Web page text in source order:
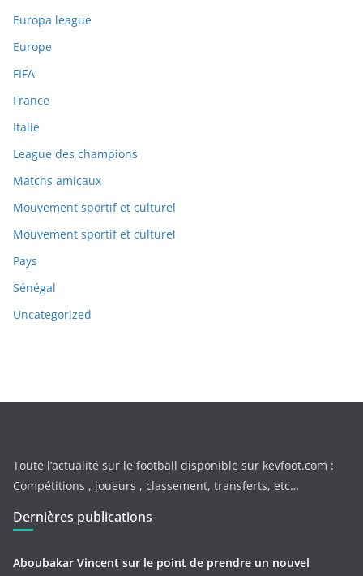
Europa league
Europe
FIFA
France
Italie
League des champions
Matchs amicaux
Mouvement sportif et culturel
Mouvement sportif et culturel
Pays
Sénégal
Uncategorized
Toute l’actualité sur le football disponible sur kevfoot.com :
Compétitions , joueurs , classement, transferts, etc…
Dernières publications
Aboubakar Vincent sur le point de prendre un nouvel